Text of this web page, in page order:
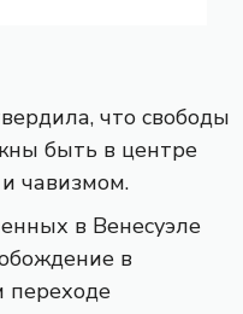
что свободы
быть в центре
чавизмом.
в Венесуэле
в
переходе